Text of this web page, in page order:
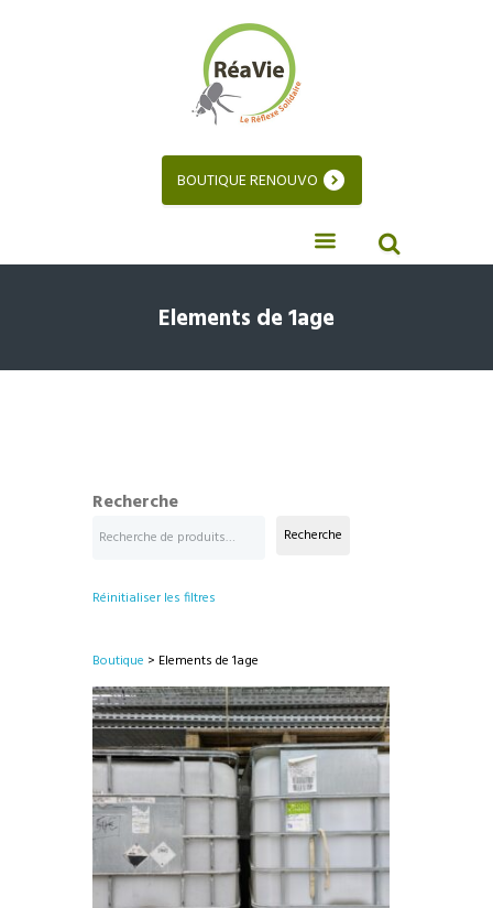
BOUTIQUE RENOUVO
Elements de 1age
Recherche
Recherche
Réinitialiser les filtres
Boutique > Elements de 1age